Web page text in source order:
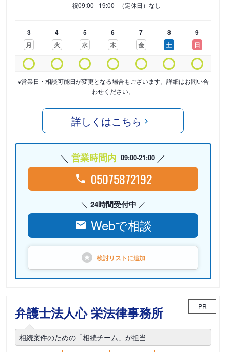
祝09:00 - 19:00 （定休日）なし
3
月
4
火
5
水
6
木
7
金
8
土
9
日
※営業日・相談可能日が変更となる場合もございます。詳細はお問い合
わせください。
詳しくはこちら
営業時間内 09:00-21:00
05075872192
24時間受付中
Webで相談
検討リストに追加
弁護士法人心 栄法律事務所 PR
相続案件のための「相続チーム」が担当